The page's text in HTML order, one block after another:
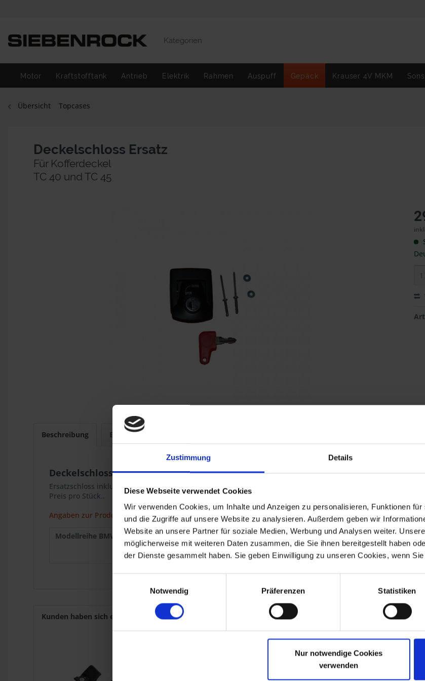
Zustimmung Details
Diese Webseite verwendet Cookies
Wir verwenden Cookies, um Inhalte und Anzeigen zu personalisieren, Funktionen
und die Zugriffe auf unsere Website zu analysieren. Außerdem geben wir
Website an unsere Partner für soziale Medien, Werbung und Analysen weiter.
möglicherweise mit weiteren Daten zusammen, die Sie ihnen bereitgestellt haben
der Dienste gesammelt haben. Sie geben Einwilligung zu unseren Cookies, wenn
Notwendig
Präferenzen Statistiken
Nur notwendige Cookies
verwenden
Kategorien
Motor Kraftstofftank Antrieb Elektrik Rahmen Auspuff Gepäck Krauser 4V MKM
Übersicht Topcases
Deckelschloss Ersatz
Für Kofferdeckel
TC 40 und TC 45
Beschreibung Bewertungen
Deckelschloss Ersatz
Ersatzschloss inklusive Zylinder und Schlüssel für Hepco & Becker Artikel, Nr. 700104
Preis pro Stück..
Angaben zur Produktsicherheit
Modellreihe BMW : R 65 Mono 1985-1993 R 80 Mono 1984-1995
R 100
Mono
1986-
1995
K Modelle
Kunden haben sich ebenfalls angesehen